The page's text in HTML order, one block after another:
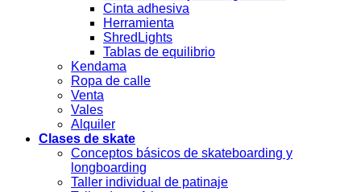
Cinta adhesiva
Herramienta
ShredLights
Tablas de equilibrio
Kendama
Ropa de calle
Venta
Vales
Alquiler
Clases de skate
Conceptos básicos de skateboarding y
longboarding
Taller individual de patinaje